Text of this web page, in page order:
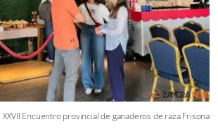
XXVII Encuentro provincial de ganaderos de raza Frisona